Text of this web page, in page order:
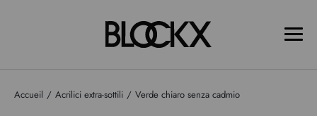
Accueil Acrilici extra-sottili Verde chiaro senza cadmio